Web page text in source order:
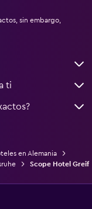
sin embargo,
ti
en Alemania
Scope Hotel Greif